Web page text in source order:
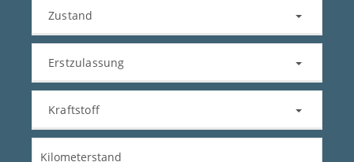
Zustand
Erstzulassung
Kraftstoff